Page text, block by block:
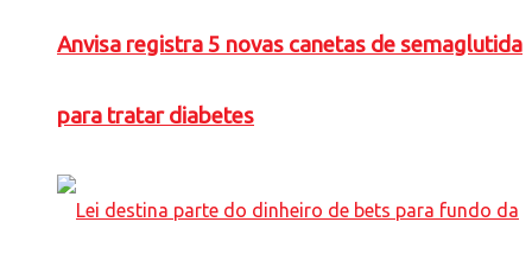
Anvisa registra 5 novas canetas de semaglutida
para tratar diabetes